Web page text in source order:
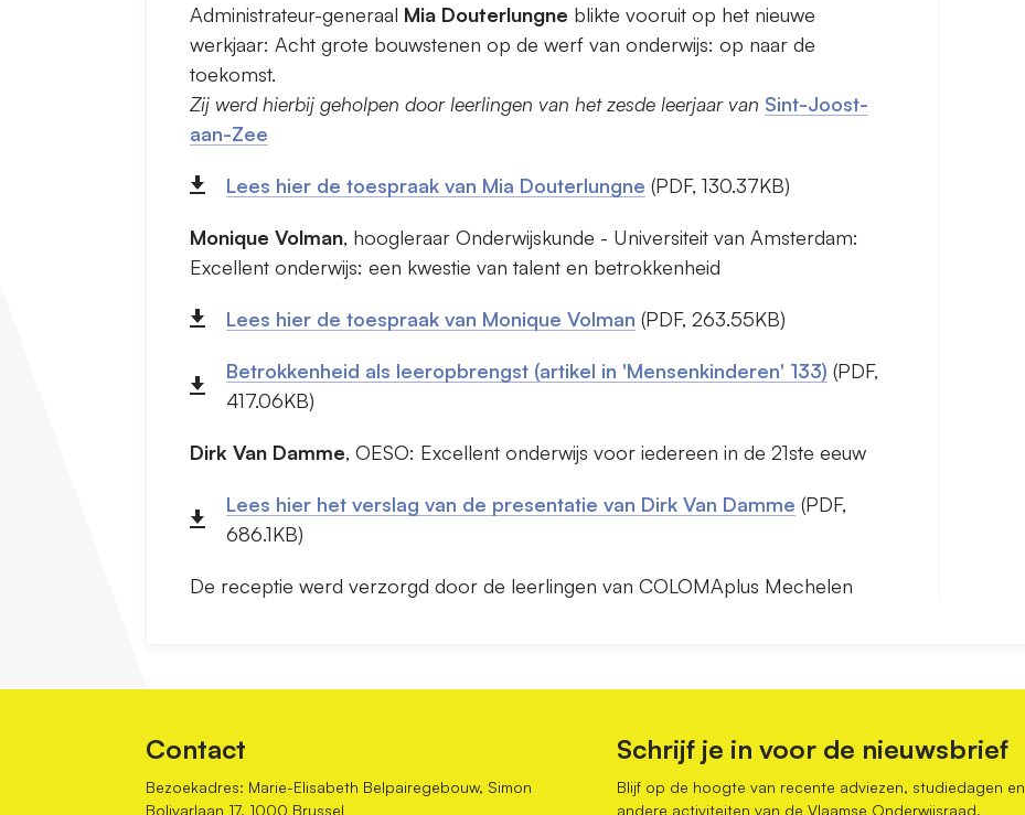
Administrateur-generaal Mia Douterlungne blikte vooruit op het nieuwe
werkjaar: Acht grote bouwstenen op de werf van onderwijs: op naar de
toekomst.
Zij werd hierbij geholpen door leerlingen van het zesde leerjaar van Sint-Joost-
aan-Zee
Lees hier de toespraak van Mia Douterlungne (PDF, 130.37KB)
Monique Volman, hoogleraar Onderwijskunde - Universiteit van Amsterdam:
Excellent onderwijs: een kwestie van talent en betrokkenheid
Lees hier de toespraak van Monique Volman (PDF, 263.55KB)
Betrokkenheid als leeropbrengst (artikel in 'Mensenkinderen' 133) (PDF,
417.06KB)
Dirk Van Damme, OESO: Excellent onderwijs voor iedereen in de 21ste eeuw
Lees hier het verslag van de presentatie van Dirk Van Damme (PDF,
686.1KB)
De receptie werd verzorgd door de leerlingen van COLOMAplus Mechelen
Contact
Bezoekadres: Marie-Elisabeth Belpairegebouw, Simon
Bolivarlaan 17, 1000 Brussel
Schrijf je in voor de nieuwsbrief
Blijf op de hoogte van recente adviezen, studiedagen en
andere activiteiten van de Vlaamse Onderwijsraad.